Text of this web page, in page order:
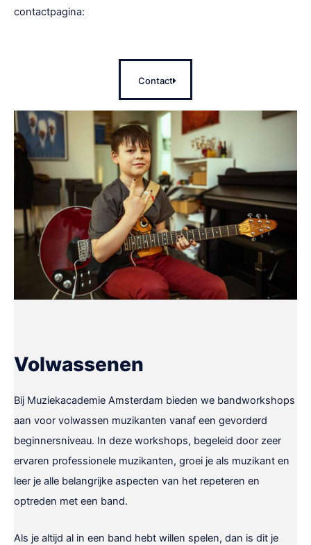
contactpagina:
Contact
Volwassenen
Bij Muziekacademie Amsterdam bieden we bandworkshops
aan voor volwassen muzikanten vanaf een gevorderd
beginnersniveau. In deze workshops, begeleid door zeer
ervaren professionele muzikanten, groei je als muzikant en
leer je alle belangrijke aspecten van het repeteren en
optreden met een band.
Als je altijd al in een band hebt willen spelen, dan is dit je